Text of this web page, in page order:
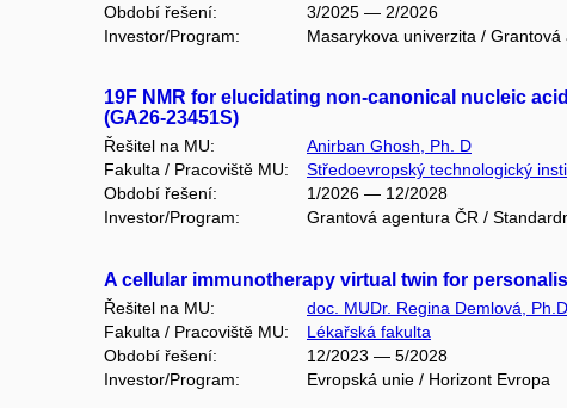
Období řešení:
3/2025 — 2/2026
Investor/Program:
Masarykova univerzita / Grantová
19F NMR for elucidating non-canonical nucleic
(GA26-23451S)
Řešitel na MU:
Anirban Ghosh, Ph. D
Fakulta / Pracoviště MU:
Středoevropský technologický
Období řešení:
1/2026 — 12/2028
Investor/Program:
Grantová agentura ČR /
A cellular immunotherapy virtual twin for
Řešitel na MU:
doc. MUDr. Regina Demlová, Ph.D.
Fakulta / Pracoviště MU:
Lékařská fakulta
Období řešení:
12/2023 — 5/2028
Investor/Program:
Evropská unie / Horizont Evropa